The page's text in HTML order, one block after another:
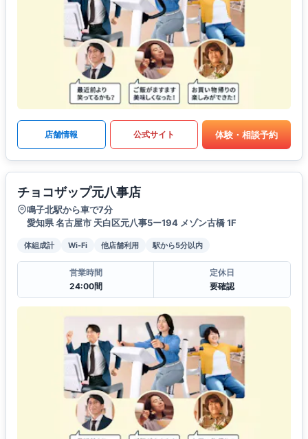
店舗情報 公式サイト 体験・相談予約
チョコザップ元八事店
鳴子北駅から車で7分
愛知県 名古屋市 天白区元八事5ー194 メゾン古橋 1F
体組成計 Wi-Fi 他店舗利用 駅から5分以内
営業時間
24:00間
定休日
要確認